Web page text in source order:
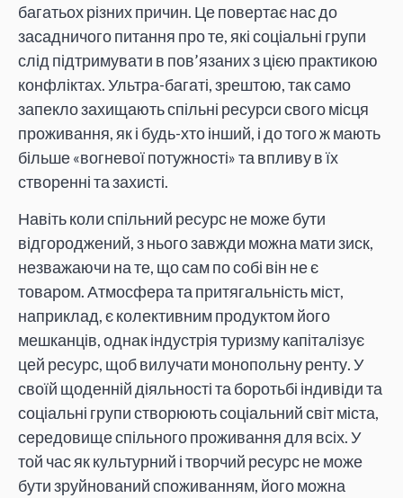
багатьох різних причин. Це повертає нас до
засадничого питання про те, які соціальні групи
слід підтримувати в пов’язаних з цією практикою
конфліктах. Ультра-багаті, зрештою, так само
запекло захищають спільні ресурси свого місця
проживання, як і будь-хто інший, і до того ж мають
більше «вогневої потужності» та впливу в їх
створенні та захисті.
Навіть коли спільний ресурс не може бути
відгороджений, з нього завжди можна мати зиск,
незважаючи на те, що сам по собі він не є
товаром. Атмосфера та притягальність міст,
наприклад, є колективним продуктом його
мешканців, однак індустрія туризму капіталізує
цей ресурс, щоб вилучати монопольну ренту. У
своїй щоденній діяльності та боротьбі індивіди та
соціальні групи створюють соціальний світ міста,
середовище спільного проживання для всіх. У
той час як культурний і творчий ресурс не може
бути зруйнований споживанням, його можна